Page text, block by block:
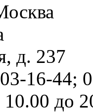
д. 237
16-44;
до